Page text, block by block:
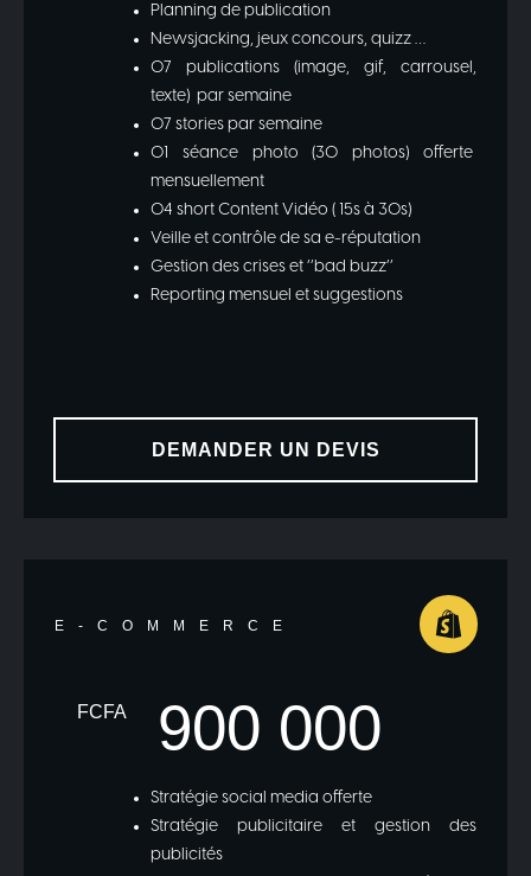
Planning de publication
Newsjacking, jeux concours, quizz …
07 publications (image, gif, carrousel,
texte) par semaine
07 stories par semaine
01 séance photo (30 photos) offerte
mensuellement
04 short Content Vidéo ( 15s à 30s)
Veille et contrôle de sa e-réputation
Gestion des crises et ‘’bad buzz’’
Reporting mensuel et suggestions
DEMANDER UN DEVIS
E-COMMERCE
FCFA 900 000
Stratégie social media offerte
Stratégie publicitaire et gestion des
publicités